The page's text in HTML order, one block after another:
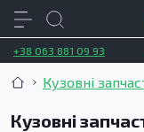
+38 063 881 09 93
Кузовні
Кузовні